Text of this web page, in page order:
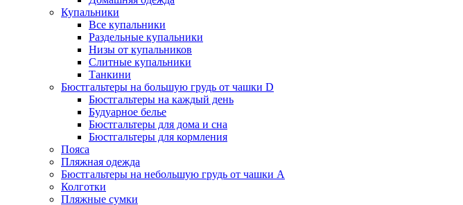
Купальники
Все купальники
Раздельные купальники
Низы от купальников
Слитные купальники
Танкини
Бюстгальтеры на большую грудь от чашки D
Бюстгальтеры на каждый день
Будуарное белье
Бюстгальтеры для дома и сна
Бюстгальтеры для кормления
Пояса
Пляжная одежда
Бюстгальтеры на небольшую грудь от чашки А
Колготки
Пляжные сумки